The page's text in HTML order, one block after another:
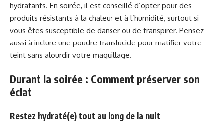
hydratants. En soirée, il est conseillé d’opter pour des
produits résistants à la chaleur et à l’humidité, surtout si
vous êtes susceptible de danser ou de transpirer. Pensez
aussi à inclure une poudre translucide pour matifier votre
teint sans alourdir votre maquillage.
Durant la soirée : Comment préserver son
éclat
Restez hydraté(e) tout au long de la nuit